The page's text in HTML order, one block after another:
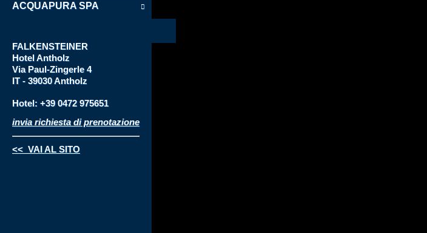
ACQUAPURA SPA
FALKENSTEINER
HotelAntholz
Via Paul-Zingerle 4
IT - 39030 Antholz
Hotel: +39 0472 975651
invia richiesta di prenotazione
<< VAI AL SITO